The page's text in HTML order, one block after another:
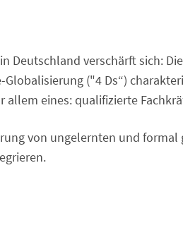
Standards
Deutschland verschärft sich:
("4 Ds“)
eines: qualifizierte
von ungelernten und